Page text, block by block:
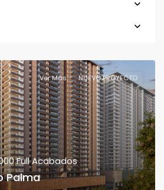
Ver Más NUEVO PROYECTO
Full Acabados
Palma